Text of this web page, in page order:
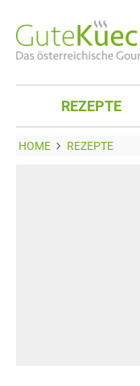
REZEPTE
HOME REZEPTE